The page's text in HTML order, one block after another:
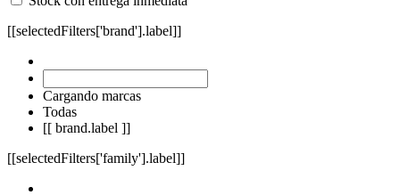
[[selectedFilters['brand'].label]]
Cargando marcas
Todas
[[ brand.label ]]
[[selectedFilters['family'].label]]